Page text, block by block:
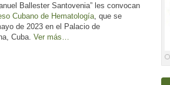
Ballester Santovenia” les convocan
Cubano de Hematología, que se
de 2023 en el Palacio de
Cuba. Ver más…